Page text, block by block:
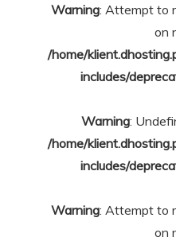
Warning: Attempt to
on
/home/
includes/
Warning:
/home/
includes/
Warning: Attempt to
on